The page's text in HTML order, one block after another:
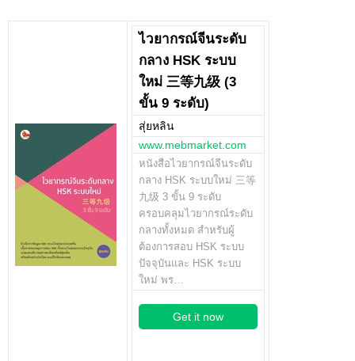
ไวยากรณ์จีนระดับ
กลาง HSK ระบบ
ใหม่ 三等九级 (3
ขั้น 9 ระดับ)
สุ่ยหลิน
www.mebmarket.com
หนังสือไวยากรณ์จีนระดับ
กลาง HSK ระบบใหม่ 三等
九级 3 ขั้น 9 ระดับ
ครอบคลุมไวยากรณ์ระดับ
กลางทั้งหมด สำหรับผู้
ต้องการสอบ HSK ระบบ
ปัจจุบันและ HSK ระบบ
ใหม่ พร…
Get it now